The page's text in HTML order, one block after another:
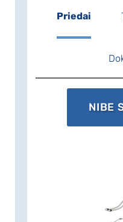
pačiu metu
Priedai
NIBE